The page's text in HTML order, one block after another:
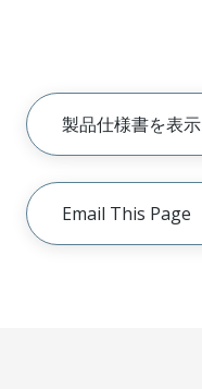
製品仕様書を表示
Email This Page